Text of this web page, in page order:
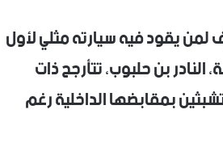
يقود فيه سيارته مثلي لأول
بن حلبوب، تتأرجح ذات
بمقابضها الداخلية رغم